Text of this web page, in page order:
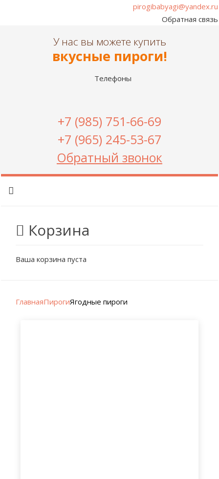
pirogibabyagi@yandex.ru
Обратная связь
У нас вы можете купить
вкусные пироги!
Телефоны
+7 (985) 751-66-69
+7 (965) 245-53-67
Обратный звонок
Корзина
Ваша корзина пуста
ГлавнаяПирогиЯгодные пироги